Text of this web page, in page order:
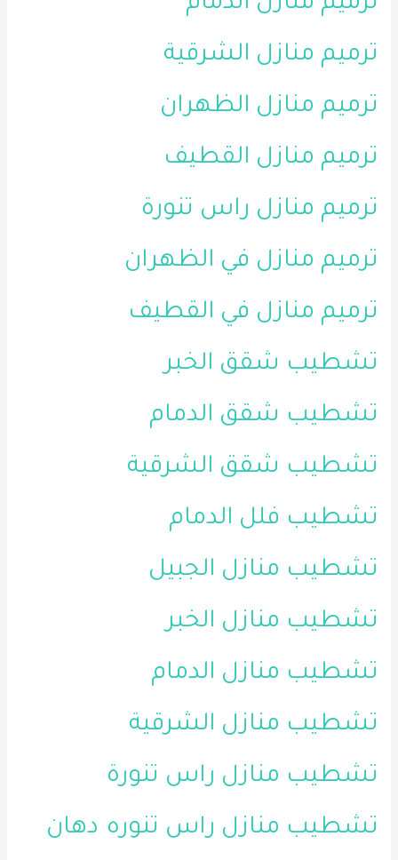
ترميم منازل الشرقية
ترميم منازل الظهران
ترميم منازل القطيف
ترميم منازل راس تنورة
ترميم منازل في الظهران
ترميم منازل في القطيف
تشطيب شقق الخبر
تشطيب شقق الدمام
تشطيب شقق الشرقية
تشطيب فلل الدمام
تشطيب منازل الجبيل
تشطيب منازل الخبر
تشطيب منازل الدمام
تشطيب منازل الشرقية
تشطيب منازل راس تنورة
تشطيب منازل راس تنوره دهان